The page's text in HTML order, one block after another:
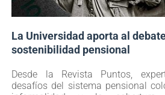
La Universidad aporta al
sostenibilidad pensional
Desde la Revista Puntos,
desafíos del sistema pensional